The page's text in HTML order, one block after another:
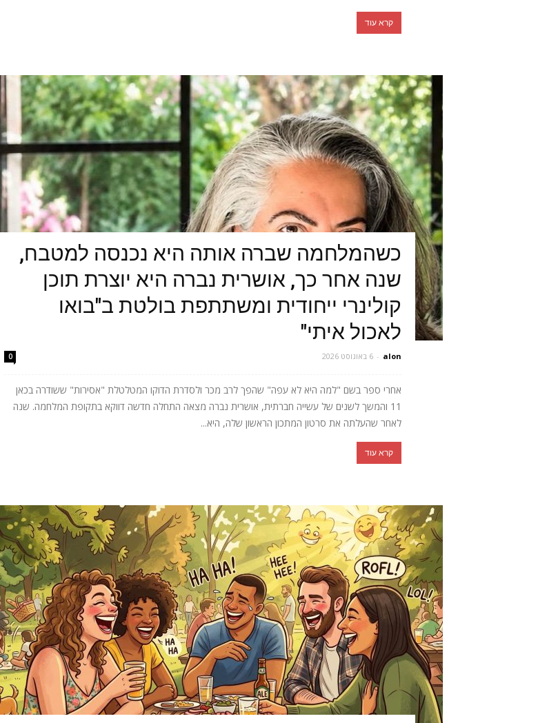
קרא עוד
כשהמלחמה שברה אותה היא נכנסה למטבח,
שנה אחר כך, אושרית נברה היא יוצרת תוכן
קולינרי ייחודית ומשתתפת בולטת ב"בואו
לאכול איתי"
alon
- 6 באוגוסט 2026 0
אחרי ספר בשם "למה היא לא עפה" שהפך לרב מכר ולסדרת הדוקו המטלטלת "אסירות" ששודרה בכאן
11 והמשך לשנים של עשייה חברתית, אושרית נברה מצאה התחלה חדשה דווקא בתקופת המלחמה. שנה
לאחר שהעלתה את סרטון המתכון הראשון שלה, היא...
קרא עוד